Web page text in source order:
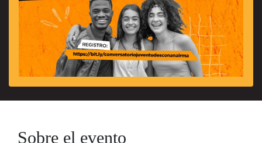
Sobre el evento